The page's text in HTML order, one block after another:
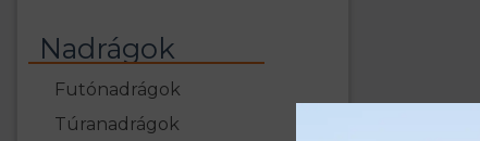
Nadrágok
Futónadrágok
Túranadrágok